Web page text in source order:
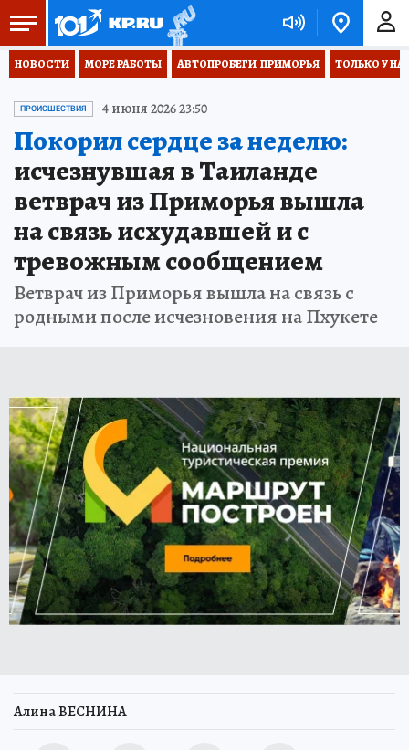
НОВОСТИ МОРЕ РАБОТЫ АВТОПРОБЕГИ  ПРИМОРЬЯ ТОЛЬКО У
ПРОИСШЕСТВИЯ 4 июня 2026 23:50
Покорил сердце за неделю:
исчезнувшая в Таиланде
ветврач из Приморья вышла
на связь исхудавшей и с
тревожным сообщением
Ветврач из Приморья вышла на связь с
родными после исчезновения на Пхукете
Алина ВЕСНИНА